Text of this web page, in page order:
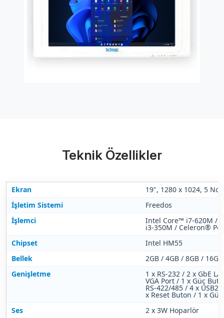
Teknik Özellikler
Ekran
19", 1280 x 1024, 5
İşletim Sistemi
Freedos
İşlemci
Intel Core™ i7-620M /
i3-350M / Celeron®
Chipset
Intel HM55
Bellek
2GB / 4GB / 8GB /
Genişletme
1 x RS-232 / 2 x GbE
VGA Port / 1 x Güç
RS-422/485 / 4 x
x Reset Buton / 1 x
Ses
2 x 3W Hoparlör